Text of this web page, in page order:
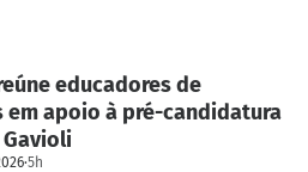
educadores de
em apoio à pré-candidatura
·5h